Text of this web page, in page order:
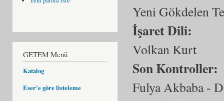
GETEM Menü
Katalog
Eser'e göre listeleme
Yeni Gökdelen
İşaret Dili:
Volkan Kurt
Son Kontroller:
Fulya Akbaba -